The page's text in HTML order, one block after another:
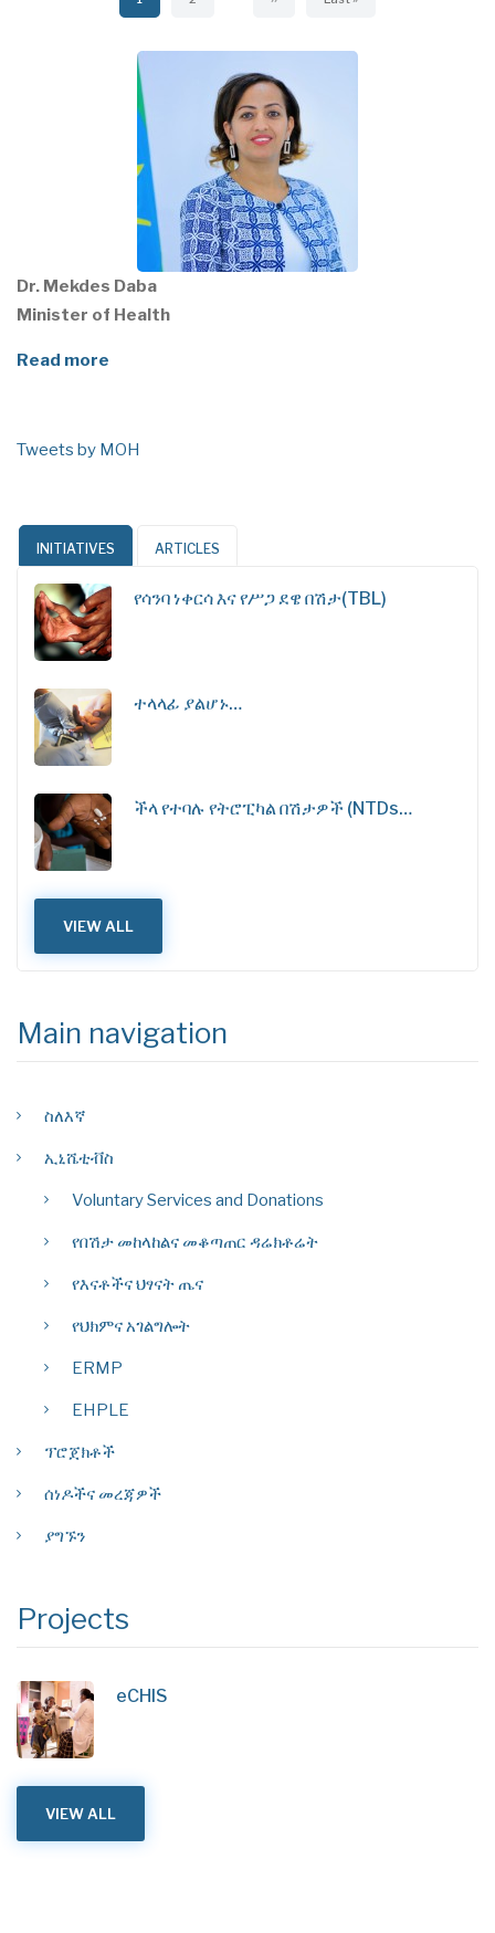
page
Dr. Mekdes Daba
Minister of Health
Read more
Tweets by MOH
INITIATIVES ARTICLES
የሳንባ ነቀርሳ እና የሥጋ ደዌ በሽታ(TBL)
ተላላፊ ያልሆኑ…
ችላ የተባሉ የትሮፒካል በሽታዎች (NTDs…
VIEW ALL
Main navigation
ስለእኛ
ኢኒሼቲቭስ
Voluntary Services and Donations
የበሽታ መከላከልና መቆጣጠር ዳሬክቶሬት
የእናቶችና ህፃናት ጤና
የህክምና አገልግሎት
ERMP
EHPLE
ፕሮጀክቶች
ሰነዶችና መረጃዎች
ያግኙን
Projects
eCHIS
VIEW ALL